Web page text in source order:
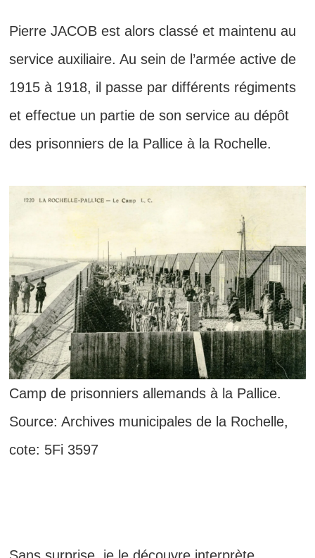
Pierre JACOB est alors classé et maintenu au
service auxiliaire. Au sein de l’armée active de
1915 à 1918, il passe par différents régiments
et effectue un partie de son service au dépôt
des prisonniers de la Pallice à la Rochelle.
Camp de prisonniers allemands à la Pallice.
Source: Archives municipales de la Rochelle,
cote: 5Fi 3597